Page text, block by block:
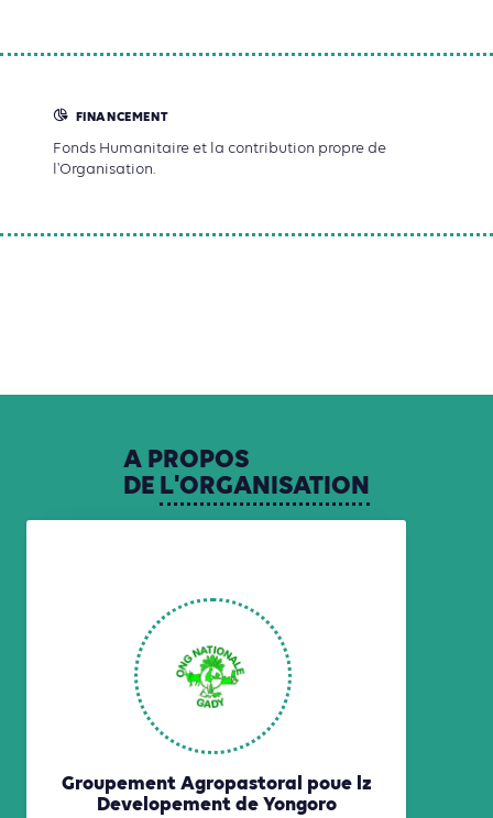
FINANCEMENT
Fonds Humanitaire et la contribution propre de
l'Organisation.
A PROPOS
DE L'ORGANISATION
Groupement Agropastoral poue lz
Developement de Yongoro